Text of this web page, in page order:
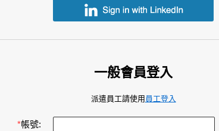
一般會員登入
派遣員工請使用 員工登入
*帳號: